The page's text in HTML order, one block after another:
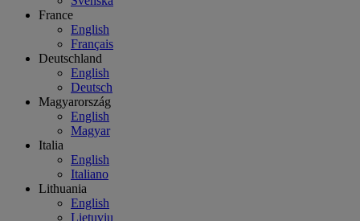
France
English
Français
Deutschland
English
Deutsch
Magyarország
English
Magyar
Italia
English
Italiano
Lithuania
English
Lietuvių